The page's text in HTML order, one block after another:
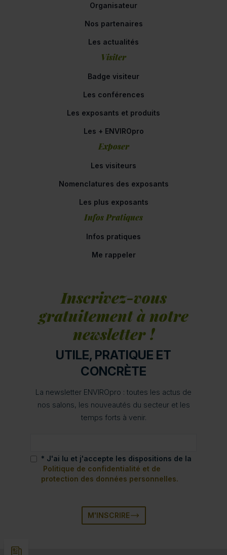
Organisateur
Nos partenaires
Les actualités
Visiter
Badge visiteur
Les conférences
Les exposants et produits
Les + ENVIROpro
Exposer
Les visiteurs
Nomenclatures des exposants
Les plus exposants
Infos Pratiques
Infos pratiques
Me rappeler
Inscrivez-vous
gratuitement à notre
newsletter !
UTILE, PRATIQUE ET
CONCRÈTE
La newsletter ENVIROpro : toutes les actus de
nos salons, les nouveautés du secteur et les
temps forts à venir.
* J'ai lu et j'accepte les dispositions de la
Politique de confidentialité et de
protection des données personnelles.
M'INSCRIRE